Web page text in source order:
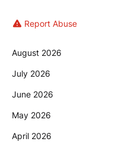
Report Abuse
August 2026
July 2026
June 2026
May 2026
April 2026